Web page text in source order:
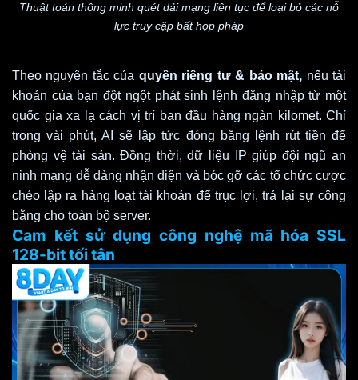
Thuật toán thông minh quét dải mạng liên tục để loại bỏ các nỗ
lực truy cập bất hợp pháp
Theo nguyên tắc của quyền riêng tư & bảo mật, nếu tài
khoản của bạn đột ngột phát sinh lệnh đăng nhập từ một
quốc gia xa lạ cách vị trí ban đầu hàng ngàn kilomet. Chỉ
trong vài phút, AI sẽ lập tức đóng băng lệnh rút tiền để
phòng vệ tài sản. Đồng thời, dữ liệu IP giúp đội ngũ an
ninh mạng dễ dàng nhận diện và bóc gỡ các tổ chức cược
chéo lập ra hàng loạt tài khoản để trục lợi, trả lại sự công
bằng cho toàn bộ server.
Cam kết sử dụng công nghệ mã hóa SSL
128-bit tối tân